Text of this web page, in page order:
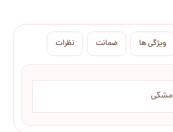
ویژگی ها ضمانت نظرات
مشکی